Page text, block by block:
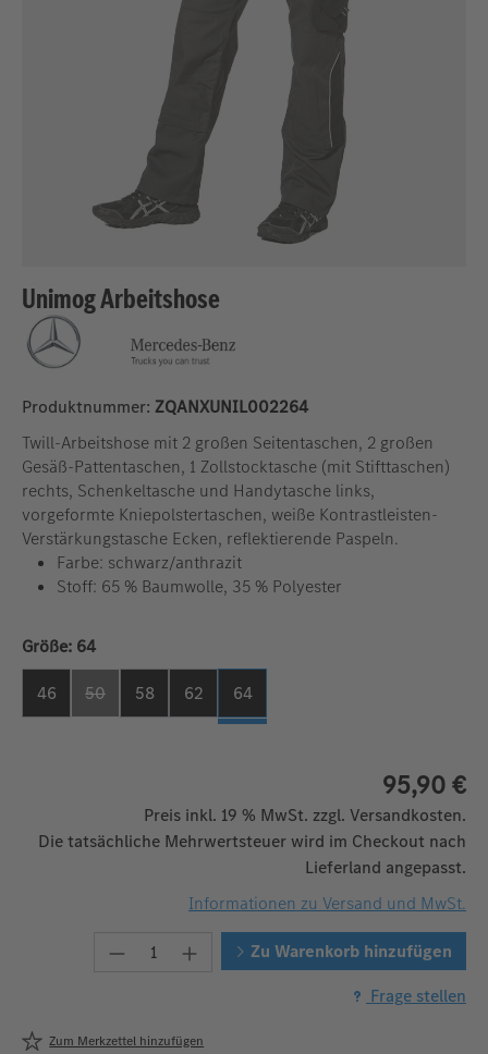
Unimog Arbeitshose
Produktnummer: ZQANXUNIL002264
Twill-Arbeitshose mit 2 großen Seitentaschen, 2 großen
Gesäß-Pattentaschen, 1 Zollstocktasche (mit Stifttaschen)
rechts, Schenkeltasche und Handytasche links,
vorgeformte Kniepolstertaschen, weiße Kontrastleisten-
Verstärkungstasche Ecken, reflektierende Paspeln.
Farbe: schwarz/anthrazit
Stoff: 65 % Baumwolle, 35 % Polyester
Größe:auswählen
64
46 50 58 62 64
95,90 €
Preis inkl. 19 % MwSt. zzgl. Versandkosten.
Die tatsächliche Mehrwertsteuer wird im Checkout nach
Lieferland angepasst.
Informationen zu Versand und MwSt.
Produkt Anzahl: Gib den
Zu Warenkorb hinzufügen
Frage stellen
Zum Merkzettel hinzufügen